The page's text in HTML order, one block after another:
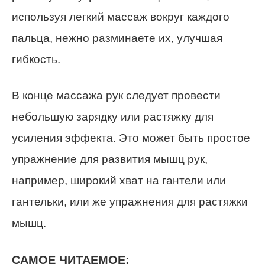
используя легкий массаж вокруг каждого
пальца, нежно разминаете их, улучшая
гибкость.
В конце массажа рук следует провести
небольшую зарядку или растяжку для
усиления эффекта. Это может быть простое
упражнение для развития мышц рук,
например, широкий хват на гантели или
гантельки, или же упражнения для растяжки
мышц.
САМОЕ ЧИТАЕМОЕ: